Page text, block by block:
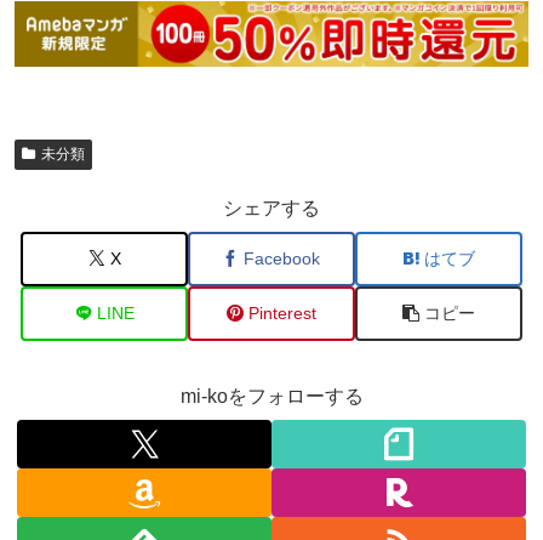
未分類
シェアする
X Facebook はてブ
LINE Pinterest コピー
mi-koをフォローする